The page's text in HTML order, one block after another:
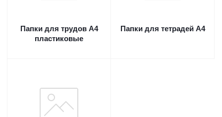
Папки для трудов А4
пластиковые
Папки для тетрадей А4